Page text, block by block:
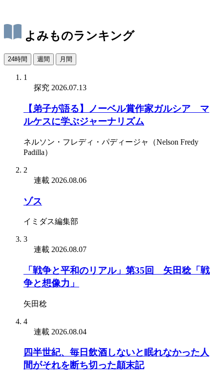
よみものランキング
24時間 週間 月間
1
探究 2026.07.13
【弟子が語る】ノーベル賞作家ガルシア゠マ
ルケスに学ぶジャーナリズム
ネルソン・フレディ・パディージャ（Nelson Fredy
Padilla）
2
連載 2026.08.06
ゾス
イミダス編集部
3
連載 2026.08.07
「戦争と平和のリアル」第35回 矢田稔「戦
争と想像力」
矢田稔
4
連載 2026.08.04
四半世紀、毎日飲酒しないと眠れなかった人
間がそれを断ち切った顛末記